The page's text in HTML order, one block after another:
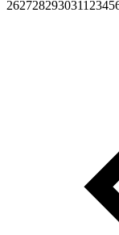
2627282930311 2345